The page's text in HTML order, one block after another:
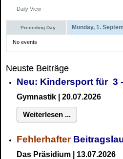
Daily View
Preceding Day Monday, 1.
No events
Neuste Beiträge
Neu: Kindersport für 3
Gymnastik | 20.07.2026
Weiterlesen ...
Fehlerhafter
Das Präsidium | 13.07.2026